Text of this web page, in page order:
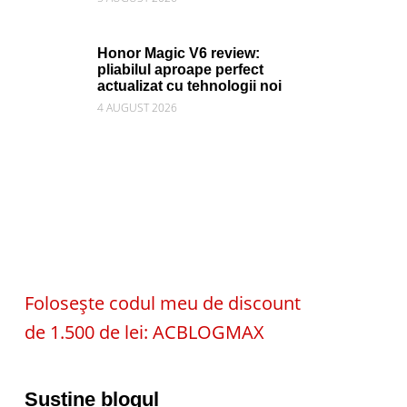
Honor Magic V6 review:
pliabilul aproape perfect
actualizat cu tehnologii noi
4 AUGUST 2026
Folosește codul meu de discount
de 1.500 de lei: ACBLOGMAX
Susține blogul